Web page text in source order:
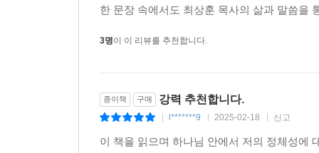
한 문장 속에서도 최상훈 목사의 삶과 말씀을
3명이 이 리뷰를 추천합니다.
종이책 구매 강력 추천합니다.
l*******9 2025-02-18 신고
이 책을 읽으며 하나님 안에서 저의 정체성에